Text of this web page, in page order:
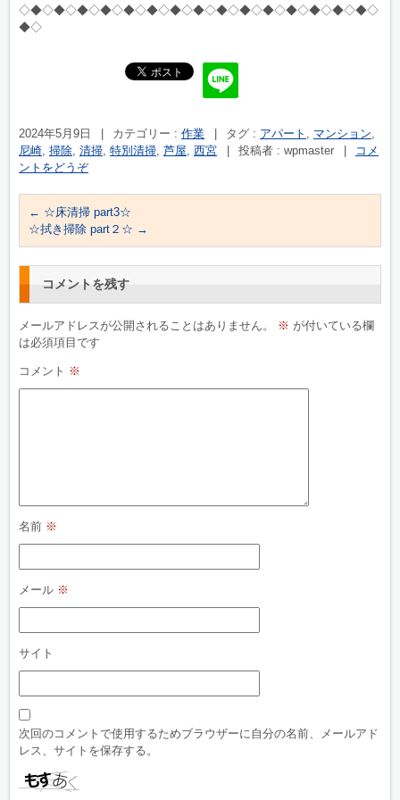
◇◆◇◆◇◆◇◆◇◆◇◆◇◆◇◆◇◆◇◆◇◆◇◆◇◆◇◆◇◆◇
◆◇
2024年5月9日 カテゴリー : 作業 タグ : アパート , マンション,
尼崎, 掃除, 清掃, 特別清掃, 芦屋, 西宮 投稿者 : wpmaster
コメ
ントをどうぞ
← ☆床清掃 part3☆
☆拭き掃除 part２☆ →
コメントを残す
メールアドレスが公開されることはありません。 ※ が付いている欄
は必須項目です
コメント ※
名前 ※
メール ※
サイト
次回のコメントで使用するためブラウザーに自分の名前、メールアド
レス、サイトを保存する。